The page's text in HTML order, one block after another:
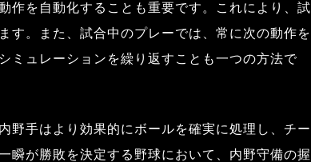
作を自動化することも重要です。これにより、試
す。また、試合中のプレーでは、常に次の動作を
ミュレーションを繰り返すことも一つの方法で
野手はより効果的にボールを確実に処理し、チー
瞬が勝敗を決定する野球において、内野守備の握